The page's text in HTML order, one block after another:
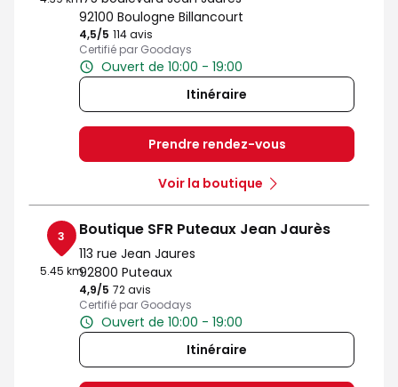
92100 Boulogne Billancourt
4,5/5 Note de 4.5 sur 5
114 avis
Certifié par Goodays
Ouvert de 10:00 - 19:00
Itinéraire
Prendre rendez-vous
Voir la boutique
3
5.45 km
Boutique SFR Puteaux Jean Jaurès
113 rue Jean Jaures
92800 Puteaux
4,9/5 Note de 4.9 sur 5
72 avis
Certifié par Goodays
Ouvert de 10:00 - 19:00
Itinéraire